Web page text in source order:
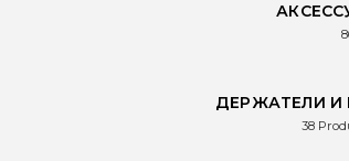
ДЕРЖАТЕЛИ И
38